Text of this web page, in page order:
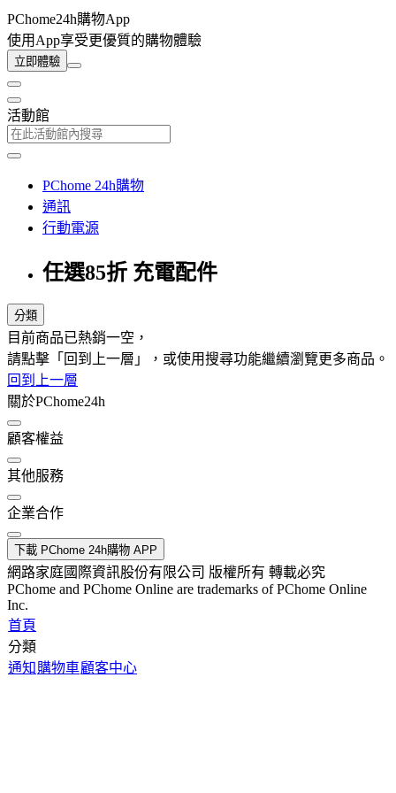
PChome24h購物App
使用App享受更優質的購物體驗
立即體驗
活動館
PChome 24h購物
通訊
行動電源
任選85折 充電配件
分類
目前商品已熱銷一空，
請點擊「回到上一層」，或使用搜尋功能繼續瀏覽更多商品。
回到上一層
關於PChome24h
顧客權益
其他服務
企業合作
下載 PChome 24h購物 APP
網路家庭國際資訊股份有限公司 版權所有 轉載必究
PChome and PChome Online are trademarks of PChome Online
Inc.
首頁
分類
通知 購物車顧客中心